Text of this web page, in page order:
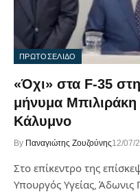
ΠΡΩΤΟΣΕΛΙΔΟ
«Όχι» στα F-35
μήνυμα
Κάλυμνο
By Παναγιώτης Ζουζούνης12/07/
Στο επίκεντρο της
Υπουργός Υγείας, Άδωνις